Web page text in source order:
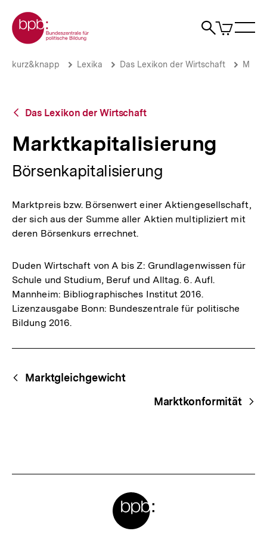
zum
Seiteninhalt
springen
Zur Startseite der bpb
Suche
Artikel
im
Marktkapitalisierung
Brotkrümelnavigation
Pfadnavigation
kurz&knapp Lexika Das Lexikon der Wirtschaft M
Zurück
Übersicht
Das Lexikon der Wirtschaft
Marktkapitalisierung
Börsenkapitalisierung
Marktpreis bzw. Börsenwert einer Aktiengesellschaft,
der sich aus der Summe aller Aktien multipliziert mit
deren Börsenkurs errechnet.
Duden Wirtschaft von A bis Z: Grundlagenwissen für
Schule und Studium, Beruf und Alltag. 6. Aufl.
Mannheim: Bibliographisches Institut 2016.
Lizenzausgabe Bonn: Bundeszentrale für politische
Bildung 2016.
Begriffsnavigation
Content-
Navigation
Marktgleichgewicht
Marktkonformität